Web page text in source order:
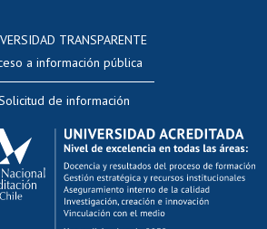
Evaluación docente
Calificación académica
Postulación al AUCAI
Funcionarias/os
internos de capacitación
TRANSPARENTE
a información pública
de información